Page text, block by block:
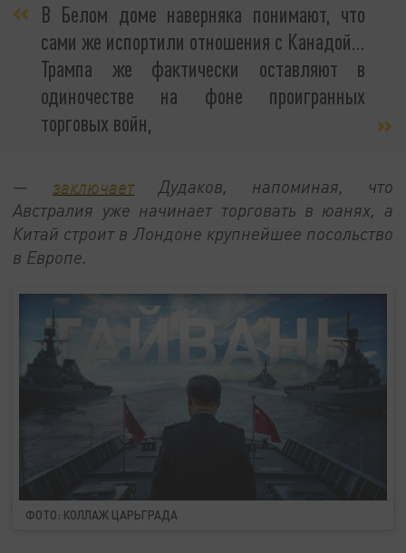
В Белом доме наверняка понимают, что
сами же испортили отношения с Канадой…
Трампа же фактически оставляют в
одиночестве на фоне проигранных
торговых войн,
—заключаетДудаков, напоминая, что
Австралия уже начинает торговать в юанях, а
Китай строит в Лондоне крупнейшее посольство
в Европе.
ФОТО: КОЛЛАЖ ЦАРЬГРАДА